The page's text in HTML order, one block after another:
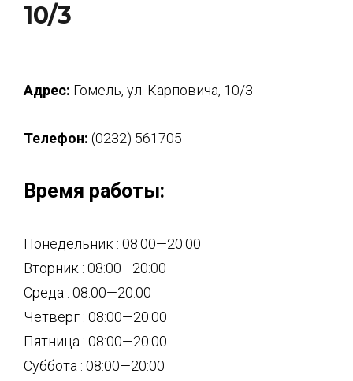
10/3
Адрес: Гомель, ул. Карповича, 10/3
Телефон: (0232) 561705
Время работы:
Понедельник : 08:00—20:00
Вторник : 08:00—20:00
Среда : 08:00—20:00
Четверг : 08:00—20:00
Пятница : 08:00—20:00
Суббота : 08:00—20:00